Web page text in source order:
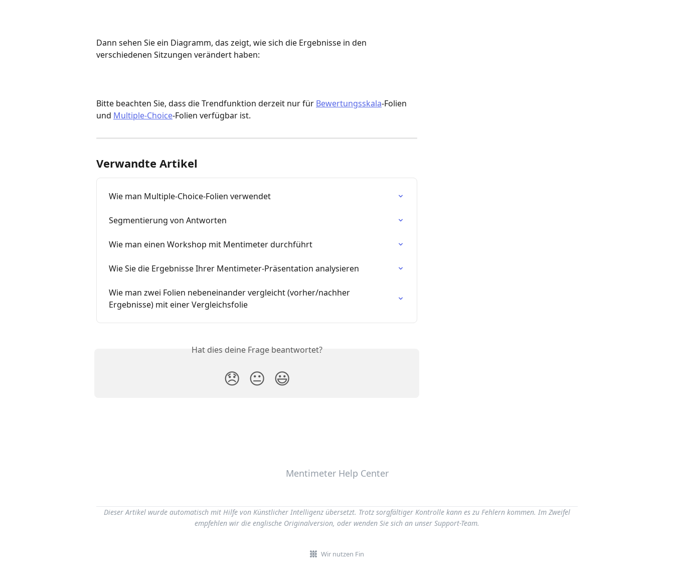
Dann sehen Sie ein Diagramm, das zeigt, wie sich die Ergebnisse in den
verschiedenen Sitzungen verändert haben:
Bitte beachten Sie, dass die Trendfunktion derzeit nur für Bewertungsskala-Folien
und Multiple-Choice-Folien verfügbar ist.
Verwandte Artikel
Wie man Multiple-Choice-Folien verwendet
Segmentierung von Antworten
Wie man einen Workshop mit Mentimeter durchführt
Wie Sie die Ergebnisse Ihrer Mentimeter-Präsentation analysieren
Wie man zwei Folien nebeneinander vergleicht (vorher/nachher
Ergebnisse) mit einer Vergleichsfolie
Hat dies deine Frage beantwortet?
😞 😐 😃
Mentimeter Help Center
Dieser Artikel wurde automatisch mit Hilfe von Künstlicher Intelligenz übersetzt. Trotz sorgfältiger Kontrolle kann es zu Fehlern kommen. Im Zweifel
empfehlen wir die englische Originalversion, oder wenden Sie sich an unser Support-Team.
Wir nutzen Fin